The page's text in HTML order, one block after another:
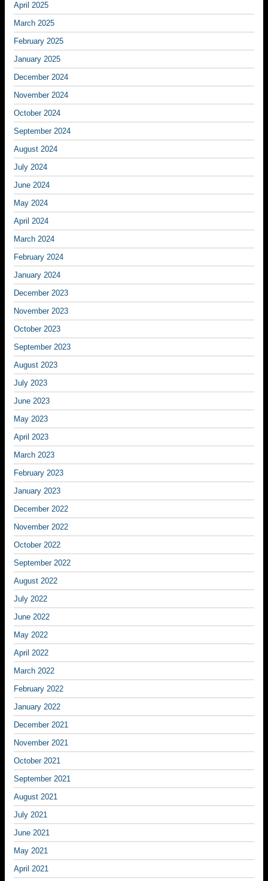
April 2025
March 2025
February 2025
January 2025
December 2024
November 2024
October 2024
September 2024
August 2024
July 2024
June 2024
May 2024
April 2024
March 2024
February 2024
January 2024
December 2023
November 2023
October 2023
September 2023
August 2023
July 2023
June 2023
May 2023
April 2023
March 2023
February 2023
January 2023
December 2022
November 2022
October 2022
September 2022
August 2022
July 2022
June 2022
May 2022
April 2022
March 2022
February 2022
January 2022
December 2021
November 2021
October 2021
September 2021
August 2021
July 2021
June 2021
May 2021
April 2021